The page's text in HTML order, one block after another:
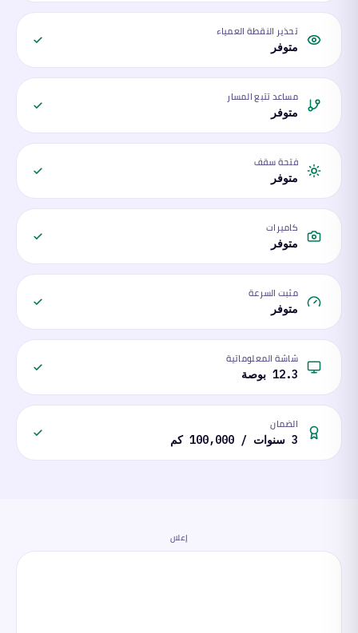
تحذير النقطة العمياء
متوفر
مساعد تتبع المسار
متوفر
فتحة سقف
متوفر
كاميرات
متوفر
مثبت السرعة
متوفر
شاشة المعلوماتية
12.3 بوصة
الضمان
3 سنوات / 100,000 كم
إعلان